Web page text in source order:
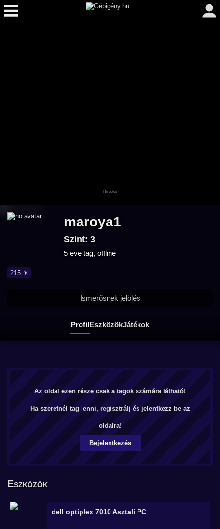
maroya1
Szint: 3
5 éve tag, offline
215 ☀
ProfilEszközökJátékok
Ismerősnek jelölés
Az oldal ezen része csak a tagok számára látható!
Ha szeretnél tag lenni, regisztrálj és jelentkezz be az
oldalra!
Bejelentkezés
Eszközök
dell optiplex 7010Asztali PC